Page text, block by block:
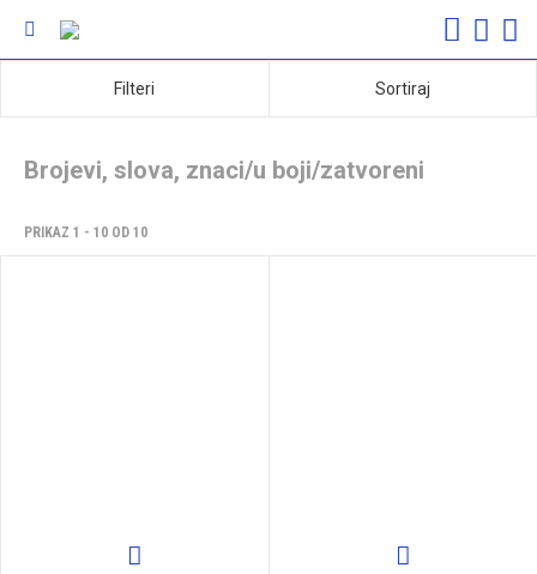
Filteri Sortiraj
Brojevi, slova, znaci/u boji/zatvoreni
PRIKAZ 1 - 10 OD 10